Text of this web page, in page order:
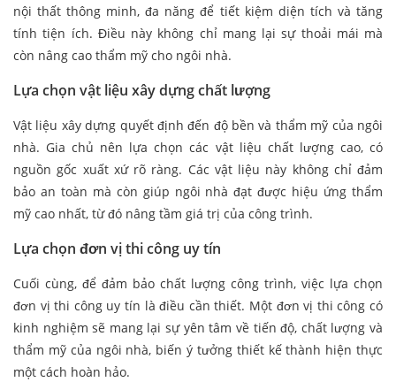
nội thất thông minh, đa năng để tiết kiệm diện tích và tăng
tính tiện ích. Điều này không chỉ mang lại sự thoải mái mà
còn nâng cao thẩm mỹ cho ngôi nhà.
Lựa chọn vật liệu xây dựng chất lượng
Vật liệu xây dựng quyết định đến độ bền và thẩm mỹ của ngôi
nhà. Gia chủ nên lựa chọn các vật liệu chất lượng cao, có
nguồn gốc xuất xứ rõ ràng. Các vật liệu này không chỉ đảm
bảo an toàn mà còn giúp ngôi nhà đạt được hiệu ứng thẩm
mỹ cao nhất, từ đó nâng tầm giá trị của công trình.
Lựa chọn đơn vị thi công uy tín
Cuối cùng, để đảm bảo chất lượng công trình, việc lựa chọn
đơn vị thi công uy tín là điều cần thiết. Một đơn vị thi công có
kinh nghiệm sẽ mang lại sự yên tâm về tiến độ, chất lượng và
thẩm mỹ của ngôi nhà, biến ý tưởng thiết kế thành hiện thực
một cách hoàn hảo.